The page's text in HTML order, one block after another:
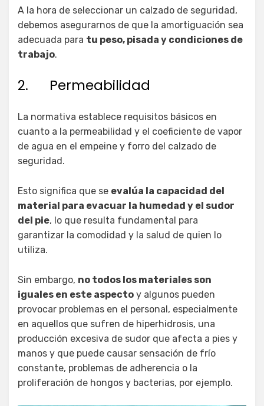
A la hora de seleccionar un calzado de seguridad,
debemos asegurarnos de que la amortiguación sea
adecuada para tu peso, pisada y condiciones de
trabajo.
2. Permeabilidad
La normativa establece requisitos básicos en
cuanto a la permeabilidad y el coeficiente de vapor
de agua en el empeine y forro del calzado de
seguridad.
Esto significa que se evalúa la capacidad del
material para evacuar la humedad y el sudor
del pie, lo que resulta fundamental para
garantizar la comodidad y la salud de quien lo
utiliza.
Sin embargo, no todos los materiales son
iguales en este aspecto y algunos pueden
provocar problemas en el personal, especialmente
en aquellos que sufren de hiperhidrosis, una
producción excesiva de sudor que afecta a pies y
manos y que puede causar sensación de frío
constante, problemas de adherencia o la
proliferación de hongos y bacterias, por ejemplo.